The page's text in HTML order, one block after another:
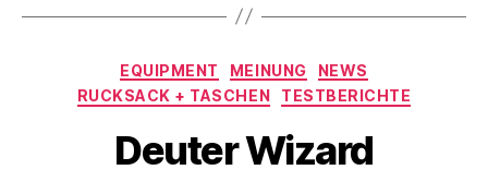
Kategorien
EQUIPMENT MEINUNG
NEWS
RUCKSACK + TASCHEN
TESTBERICHTE
Deuter Wizard